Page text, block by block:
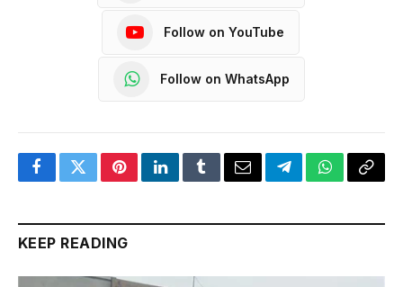
Follow on YouTube
Follow on WhatsApp
FacebookTwitterPinterestLinkedInTumblrEmailTelegramWhatsApp
Copy
KEEP READING